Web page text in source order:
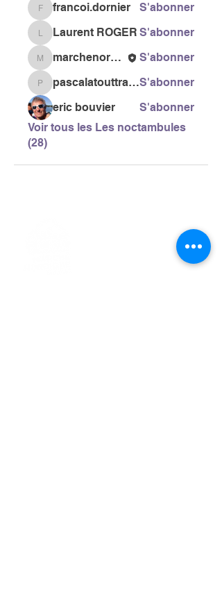
francoi.dornier
francoi.dornier S'abonner
Laurent ROGER
Laurent ROGER S'abonner
marchenordiquegailmarchenordiquegail S'abonner
pascalatouttravaux pascalatouttravauxS'abonner
eric bouvier
S'abonner
Voir tous les Les noctambules
(28)